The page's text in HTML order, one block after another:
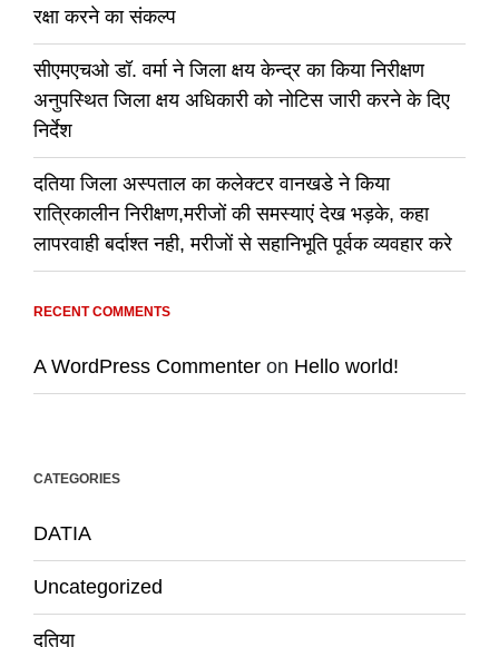
रक्षा करने का संकल्प
सीएमएचओ डॉ. वर्मा ने जिला क्षय केन्द्र का किया निरीक्षण
अनुपस्थित जिला क्षय अधिकारी को नोटिस जारी करने के दिए
निर्देश
दतिया जिला अस्पताल का कलेक्टर वानखडे ने किया
रात्रिकालीन निरीक्षण,मरीजों की समस्याएं देख भड़के, कहा
लापरवाही बर्दाश्त नही, मरीजों से सहानिभूति पूर्वक व्यवहार करे
RECENT COMMENTS
A WordPress Commenter on Hello world!
CATEGORIES
DATIA
Uncategorized
दतिया